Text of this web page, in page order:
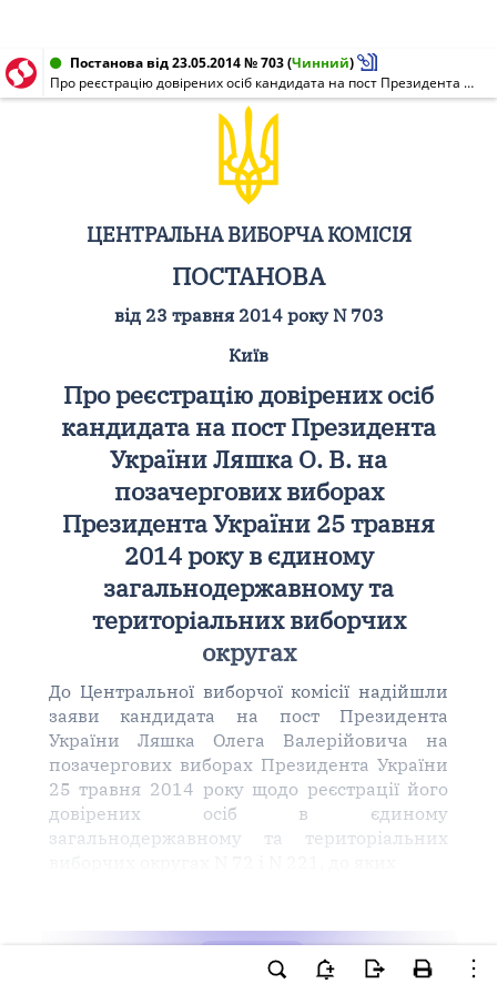
Постанова від 23.05.2014 № 703(Чинний)
Про реєстрацію довірених осіб кандидата на пост Президента України Ляшка О. В. на позачергових виборах Президента України 25 травня 2014 року в єдиному загальнодержавному та територіальних виборчих округах
ЦЕНТРАЛЬНА ВИБОРЧА КОМІСІЯ
ПОСТАНОВА
від 23 травня 2014 року N 703
Київ
Про реєстрацію довірених осіб
кандидата на пост Президента
України Ляшка О. В. на
позачергових виборах
Президента України 25 травня
2014 року в єдиному
загальнодержавному та
територіальних виборчих
округах
До Центральної виборчої комісії надійшли
заяви кандидата на пост Президента
України Ляшка Олега Валерійовича на
позачергових виборах Президента України
25 травня 2014 року щодо реєстрації його
довірених осіб в єдиному
загальнодержавному та територіальних